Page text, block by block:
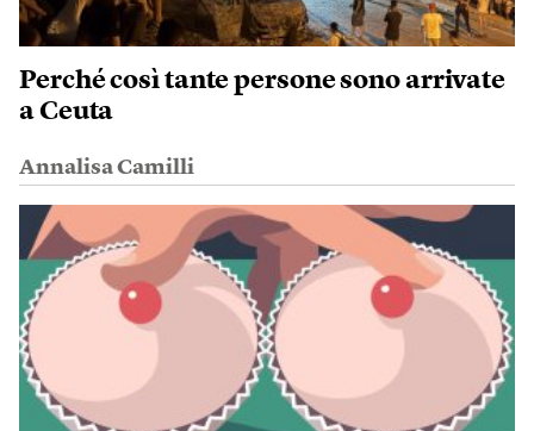
Perché così tante persone sono arrivate
a Ceuta
Annalisa Camilli